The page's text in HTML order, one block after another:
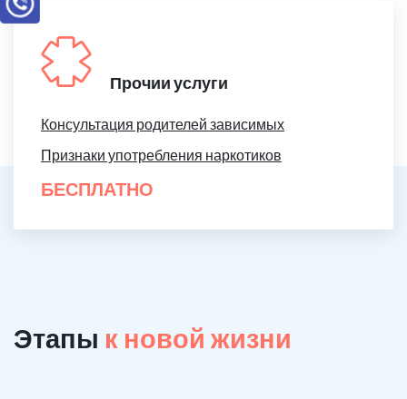
Прочии услуги
Консультация родителей зависимых
Признаки употребления наркотиков
БЕСПЛАТНО
Этапы к новой жизни